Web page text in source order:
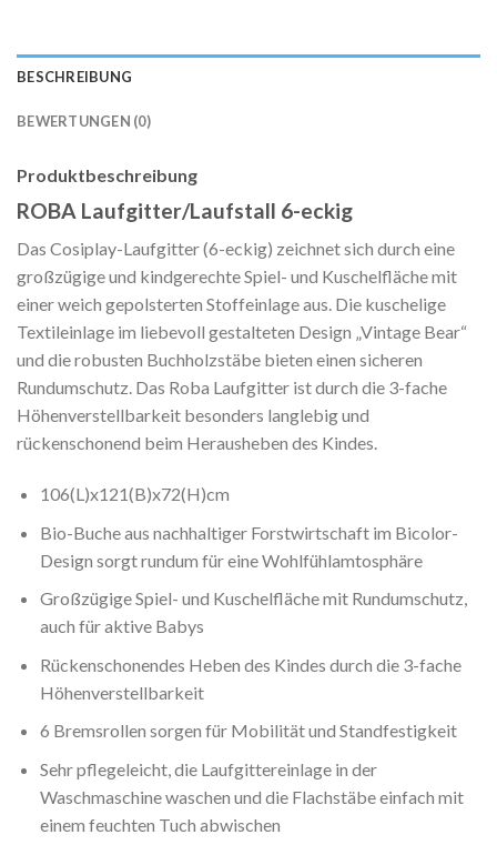
BESCHREIBUNG
BEWERTUNGEN (0)
Produktbeschreibung
ROBA Laufgitter/Laufstall 6-eckig
Das Cosiplay-Laufgitter (6-eckig) zeichnet sich durch eine
großzügige und kindgerechte Spiel- und Kuschelfläche mit
einer weich gepolsterten Stoffeinlage aus. Die kuschelige
Textileinlage im liebevoll gestalteten Design „Vintage Bear“
und die robusten Buchholzstäbe bieten einen sicheren
Rundumschutz. Das Roba Laufgitter ist durch die 3-fache
Höhenverstellbarkeit besonders langlebig und
rückenschonend beim Herausheben des Kindes.
106(L)x121(B)x72(H)cm
Bio-Buche aus nachhaltiger Forstwirtschaft im Bicolor-
Design sorgt rundum für eine Wohlfühlamtosphäre
Großzügige Spiel- und Kuschelfläche mit Rundumschutz,
auch für aktive Babys
Rückenschonendes Heben des Kindes durch die 3-fache
Höhenverstellbarkeit
6 Bremsrollen sorgen für Mobilität und Standfestigkeit
Sehr pflegeleicht, die Laufgittereinlage in der
Waschmaschine waschen und die Flachstäbe einfach mit
einem feuchten Tuch abwischen